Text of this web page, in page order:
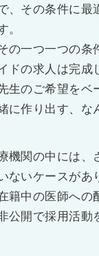
、その条件に最
。
の一つ一つの条
ドの求人は完成
生のご希望をベ
に作り出す、な
機関の中には、
ないケースがあ
籍中の医師への
公開で採用活動